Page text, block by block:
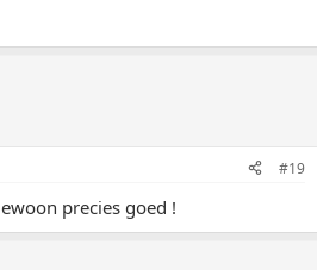
#19
precies goed !